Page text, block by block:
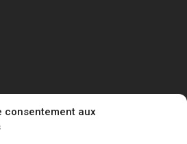
consentement aux